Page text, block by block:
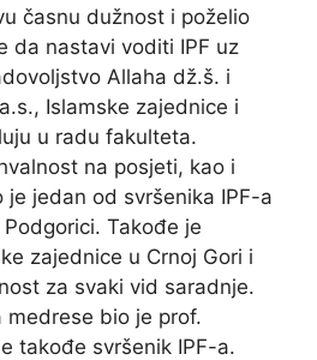
časnu dužnost i poželio
da nastavi voditi IPF uz
Allaha dž.š. i
Islamske zajednice i
u radu fakulteta.
na posjeti, kao i
jedan od svršenika IPF-a
Takođe je
zajednice u Crnoj Gori i
za svaki vid saradnje.
bio je prof.
takođe svršenik IPF-a.